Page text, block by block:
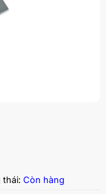
thái: Còn hàng